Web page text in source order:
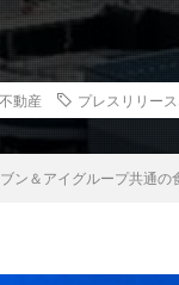
動産 プレスリリー
ン＆アイグループ共通の